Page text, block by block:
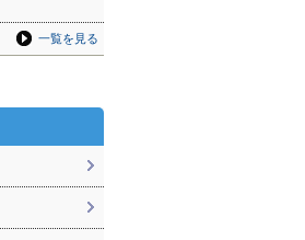
一覧を見る